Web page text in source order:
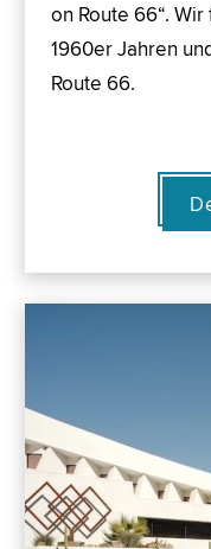
on Route 66“.
1960er Jahren
Route 66.